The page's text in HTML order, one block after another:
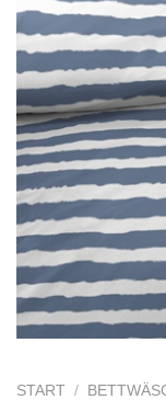
START /